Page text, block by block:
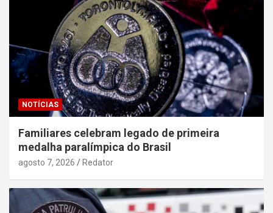
NOTÍCIAS
Familiares celebram legado de primeira
medalha paralímpica do Brasil
agosto 7, 2026 Redator